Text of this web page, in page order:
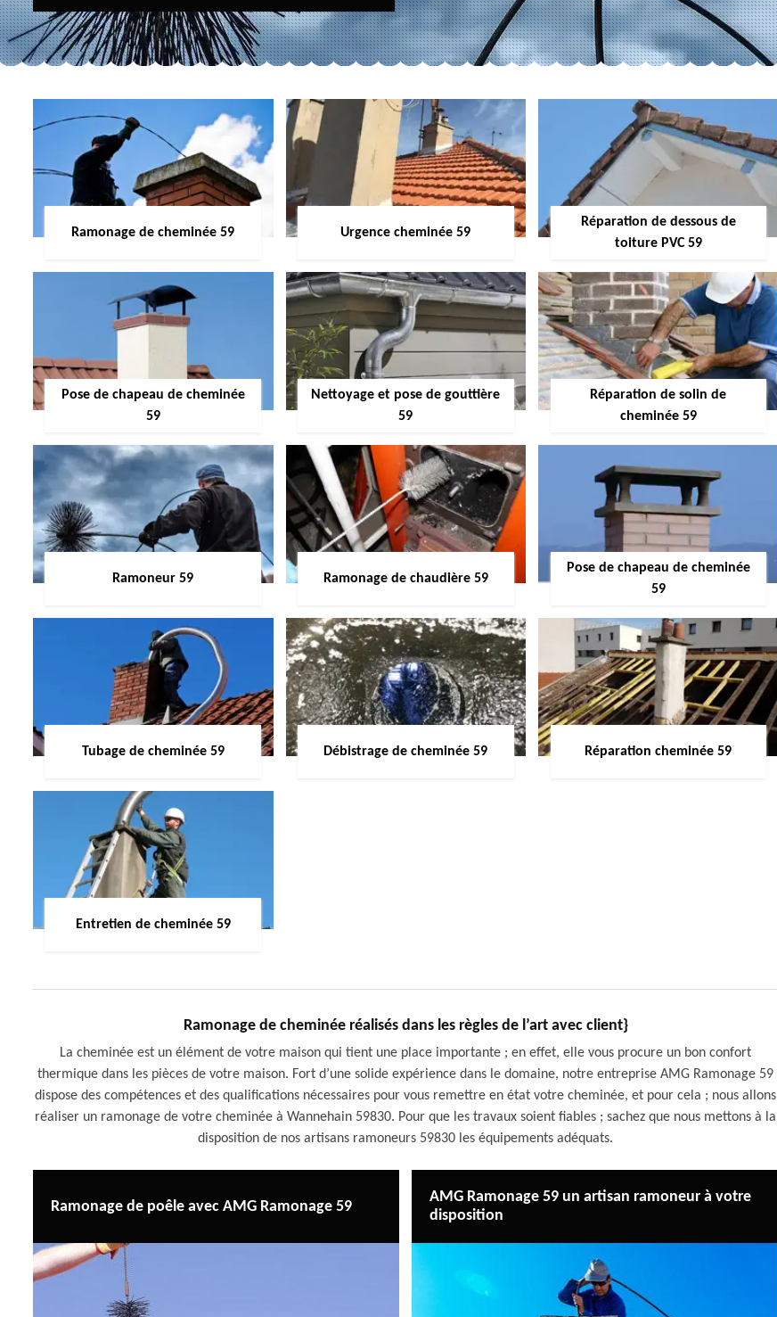
Ramonage de cheminée 59 Urgence cheminée 59
Réparation de dessous de
toiture PVC 59
Pose de chapeau de cheminée
59
Nettoyage et pose de gouttière
59
Réparation de solin de
cheminée 59
Ramoneur 59 Ramonage de chaudière 59
Pose de chapeau de cheminée
59
Tubage de cheminée 59 Débistrage de cheminée 59 Réparation cheminée 59
Entretien de cheminée 59
Ramonage de cheminée réalisés dans les règles de l’art avec client}
La cheminée est un élément de votre maison qui tient une place importante ; en effet, elle vous procure un bon confort
thermique dans les pièces de votre maison. Fort d’une solide expérience dans le domaine, notre entreprise AMG Ramonage 59
dispose des compétences et des qualifications nécessaires pour vous remettre en état votre cheminée, et pour cela ; nous allons
réaliser un ramonage de votre cheminée à Wannehain 59830. Pour que les travaux soient fiables ; sachez que nous mettons à la
disposition de nos artisans ramoneurs 59830 les équipements adéquats.
Ramonage de poêle avec AMG Ramonage 59
AMG Ramonage 59 un artisan ramoneur à votre
disposition